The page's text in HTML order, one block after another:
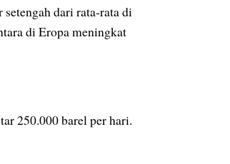
dari rata-rata di
di Eropa meningkat
250.000 barel per hari.